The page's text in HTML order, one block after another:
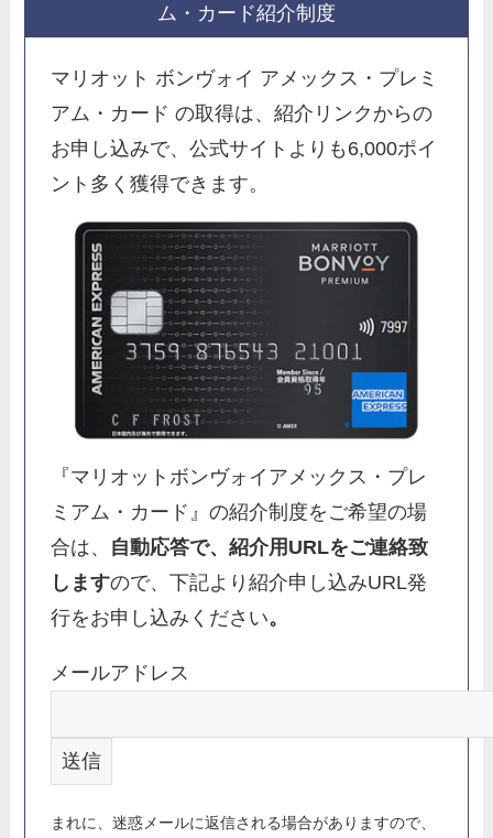
ム・カード紹介制度
マリオット ボンヴォイ アメックス・プレミ
アム・カード の取得は、紹介リンクからの
お申し込みで、公式サイトよりも6,000ポイ
ント多く獲得できます。
『マリオットボンヴォイアメックス・プレ
ミアム・カード』の紹介制度をご希望の場
合は、
自動応答で、紹介用URLをご連絡致
しますので、下記より紹介申し込みURL発
行をお申し込みください。
メールアドレス
まれに、迷惑メールに返信される場合がありますので、